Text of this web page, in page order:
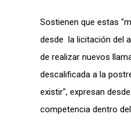
Sostienen que estas
desde la licitación del
de realizar nuevos
descalificada a la
existir", expresan
competencia dentro